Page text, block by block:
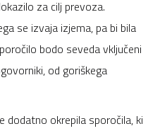
za cilj prevoza.
se izvaja izjema, pa bi bila
bodo seveda vključeni
od goriškega
dodatno okrepila sporočila, ki